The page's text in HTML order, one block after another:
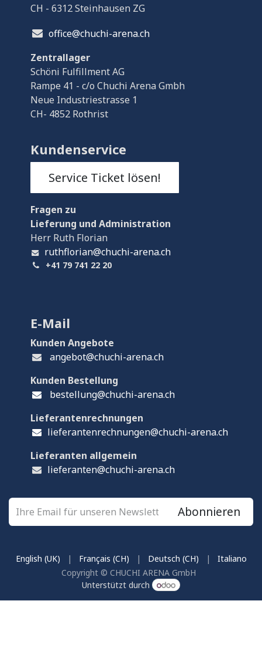
CH - 6312 Steinhausen ZG
office@chuchi-arena.ch
Zentrallager
Schöni Fulfillment AG
Rampe 41 - c/o Chuchi Arena Gmbh
Neue Industriestrasse 1
CH- 4852 Rothrist
Kundenservice
Service Ticket lösen!
Fragen zu
Lieferung und Administration
Herr Ruth Florian
ruthflorian@chuchi-arena.ch
+41 79 741 22 20
E-Mail
Kunden Angebote
angebot@chuchi-arena.ch
Kunden Bestellung
bestellung@chuchi-arena.ch
Lieferantenrechnungen
lieferantenrechnungen@chuchi-arena.ch
Lieferanten allgemein
lieferanten@chuchi-arena.ch
Abonnieren
Copyright © CHUCHI ARENA GmbH
English (UK) | Français (CH) | Deutsch (CH) | Italiano
Unterstützt durch